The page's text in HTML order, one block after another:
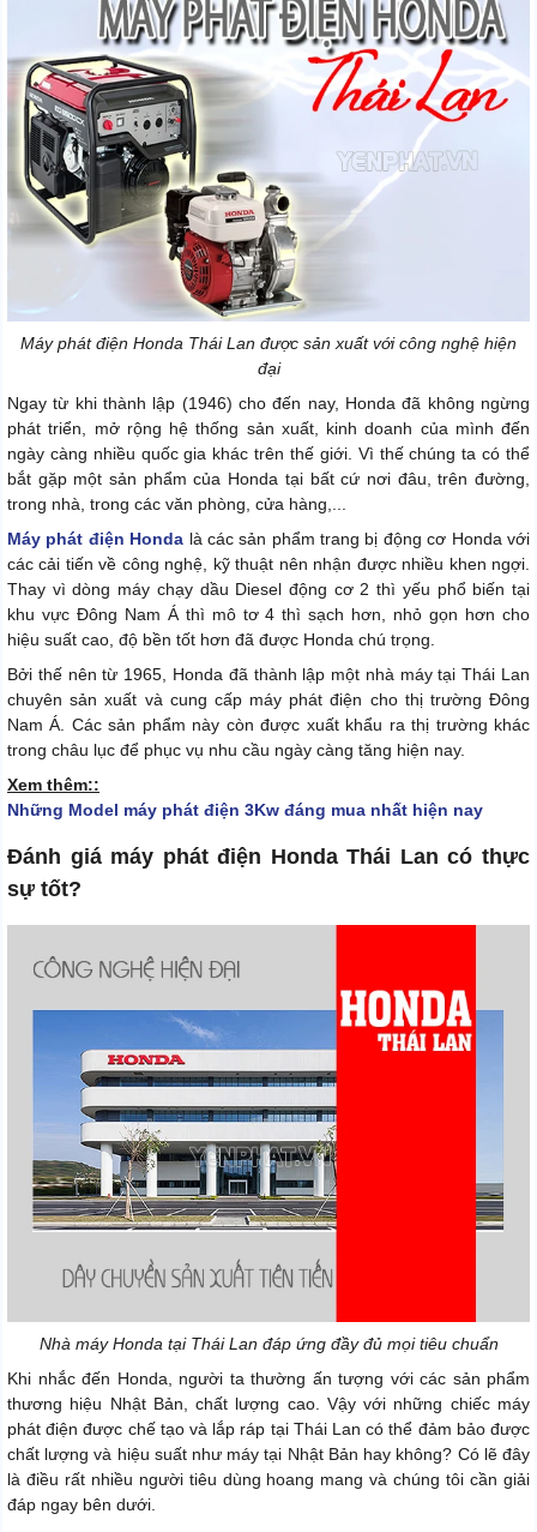
Máy phát điện Honda Thái Lan được sản xuất với công nghệ hiện
đại
Ngay từ khi thành lập (1946) cho đến nay, Honda đã không ngừng
phát triển, mở rộng hệ thống sản xuất, kinh doanh của mình đến
ngày càng nhiều quốc gia khác trên thế giới. Vì thế chúng ta có thể
bắt gặp một sản phẩm của Honda tại bất cứ nơi đâu, trên đường,
trong nhà, trong các văn phòng, cửa hàng,...
Máy phát điện Honda là các sản phẩm trang bị động cơ Honda với
các cải tiến về công nghệ, kỹ thuật nên nhận được nhiều khen ngợi.
Thay vì dòng máy chạy dầu Diesel động cơ 2 thì yếu phổ biến tại
khu vực Đông Nam Á thì mô tơ 4 thì sạch hơn, nhỏ gọn hơn cho
hiệu suất cao, độ bền tốt hơn đã được Honda chú trọng.
Bởi thế nên từ 1965, Honda đã thành lập một nhà máy tại Thái Lan
chuyên sản xuất và cung cấp máy phát điện cho thị trường Đông
Nam Á. Các sản phẩm này còn được xuất khẩu ra thị trường khác
trong châu lục để phục vụ nhu cầu ngày càng tăng hiện nay.
Xem thêm::
Những Model máy phát điện 3Kw đáng mua nhất hiện nay
Đánh giá máy phát điện Honda Thái Lan có thực
sự tốt?
Nhà máy Honda tại Thái Lan đáp ứng đầy đủ mọi tiêu chuẩn
Khi nhắc đến Honda, người ta thường ấn tượng với các sản phẩm
thương hiệu Nhật Bản, chất lượng cao. Vậy với những chiếc máy
phát điện được chế tạo và lắp ráp tại Thái Lan có thể đảm bảo được
chất lượng và hiệu suất như máy tại Nhật Bản hay không? Có lẽ đây
là điều rất nhiều người tiêu dùng hoang mang và chúng tôi cần giải
đáp ngay bên dưới.